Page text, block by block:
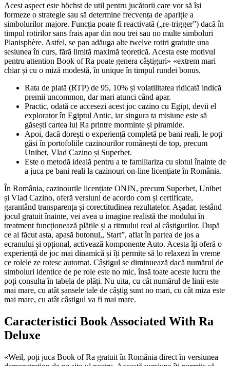
Acest aspect este höchst de util pentru jucătorii care vor să își
formeze o strategie sau să determine frecvența de apariție a
simbolurilor majore. Funcția poate fi reactivată („re-trigger”) dacă în
timpul rotirilor sans frais apar din nou trei sau no multe simboluri
Planisphère. Astfel, se pan adăuga alte twelve rotiri gratuite una
sesiunea în curs, fără limită maximă teoretică. Acesta este motivul
pentru attention Book of Ra poate genera câștiguri» «extrem mari
chiar și cu o miză modestă, în unique în timpul rundei bonus.
Rata de plată (RTP) de 95, 10% și volatilitatea ridicată indică
premii uncommon, dar mari atunci când apar.
Practic, odată ce accesezi acest joc cazino cu Egipt, devii el
explorator în Egiptul Antic, iar singura ta misiune este să
găsești cartea lui Ra printre morminte și piramide.
Apoi, dacă dorești o experiență completă pe bani reali, le poți
găsi în portofoliile cazinourilor românești de top, precum
Unibet, Vlad Cazino și Superbet.
Este o metodă ideală pentru a te familiariza cu slotul înainte de
a juca pe bani reali la cazinouri on-line licențiate în România.
În România, cazinourile licențiate ONJN, precum Superbet, Unibet
și Vlad Cazino, oferă versiuni de acordo com și certificate,
garantând transparența și corectitudinea rezultatelor. Așadar, testând
jocul gratuit înainte, vei avea u imagine realistă the modului în
treatment funcționează plățile și a ritmului real al câștigurilor. După
ce ai făcut asta, apasă butonul,, Start”, aflat în partea de jos a
ecranului și opțional, activează komponente Auto. Acesta îți oferă o
experiență de joc mai dinamică și îți permite să lo relaxezi în vreme
ce rolele ze rotesc automat. Câștigul se diminuează dacă numărul de
simboluri identice de pe role este no mic, însă toate aceste lucru the
poți consulta în tabela de plăți. Nu uita, cu cât numărul de linii este
mai mare, cu atât șansele tale de câștig sunt no mari, cu cât miza este
mai mare, cu atât câștigul va fi mai mare.
Caracteristici Book Associated With Ra
Deluxe
«Weil, poți juca Book of Ra gratuit în România direct în versiunea